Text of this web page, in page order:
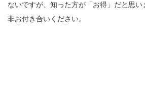
ないですが、知った方が「お得」だと思
非お付き合いください。